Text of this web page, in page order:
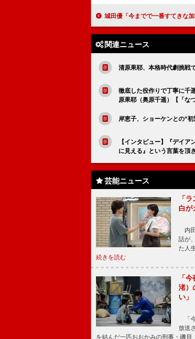
城田優「今までで一番すてきな加藤和樹を作る」
関連ニュース
清原果耶、本格時代劇挑戦
徹底した役作りで丁寧に千
原果耶（奥原千遥）【「な
岸恵子、ショーケンとの“
【インタビュー】『デイ
に見える』という言葉を頂
芸能ニュース
「
白が
内
話が
た人
続きを読む
「
渚）
い」
「
放送
を結んだ一匹おおかみの刑事・磯